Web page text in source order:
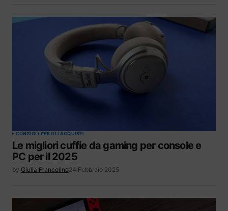
CONSIGLI PER GLI ACQUISTI
Le migliori cuffie da gaming per console e
PC per il 2025
by Giulia Francolino24 Febbraio 2025